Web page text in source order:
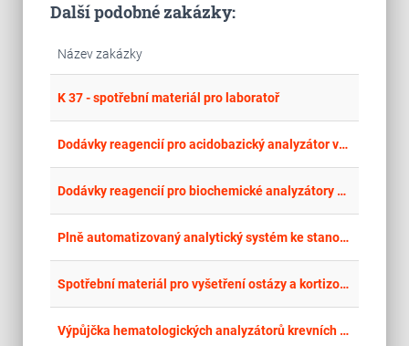
Další podobné zakázky:
Název zakázky
K 37 - spotřební materiál pro laboratoř
Dodávky reagencií pro acidobazický analyzátor včetně bezplatné zápůjčky acidobazického analyzátoru
Dodávky reagencií pro biochemické analyzátory včetně bezplatné zápůjčky biochemických analyzátorů
Plně automatizovaný analytický systém ke stanovení koagulačních parametrů a trombin generačního testu
Spotřební materiál pro vyšetření ostázy a kortizolu v moči a séru včetně výpůjčky analyzátoru
Výpůjčka hematologických analyzátorů krevních obrazů a koagulačních analyzátorů včetně dodávek reagencií, zajištění servisní podpory a middleware